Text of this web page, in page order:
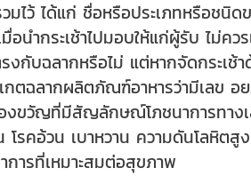
มไว้ ได้แก่ ชื่อหรือประเภทหรือช
มื่อนำกระเช้าไปมอบให้แก่ผู้รับ ไม่
งกับฉลากหรือไม่ แต่หากจัดกระเ
ตฉลากผลิตภัณฑ์อาหารว่ามีเลข
ของขวัญที่มีสัญลักษณ์โภชนาการท
โรคอ้วน เบาหวาน ความดันโลหิ
ารที่เหมาะสมต่อสุขภาพ